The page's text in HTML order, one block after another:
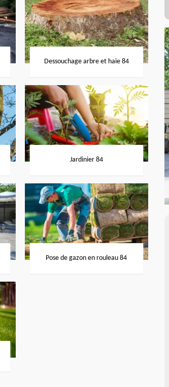
Dessouchage arbre et haie 84
Jardinier 84
Pose de gazon en rouleau 84